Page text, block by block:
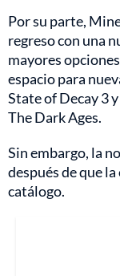
Por su parte,
regreso con una
mayores
espacio para
State of Decay 3
The Dark Ages.
Sin embargo, la
después de que
catálogo.